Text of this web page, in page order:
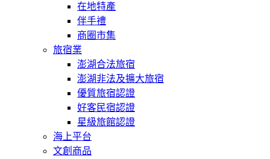
在地特產
伴手禮
商圈市集
旅宿業
澎湖合法旅宿
澎湖非法及擴大旅宿
優質旅宿認證
好客民宿認證
星級旅館認證
海上平台
文創商品